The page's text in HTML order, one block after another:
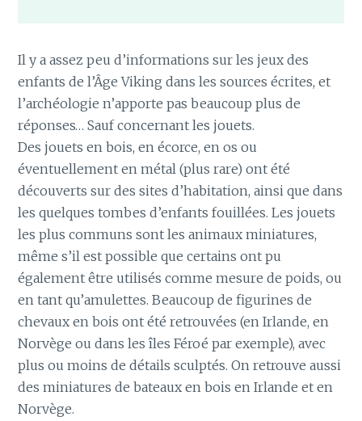
Il y a assez peu d’informations sur les jeux des
enfants de l’Âge Viking dans les sources écrites, et
l’archéologie n’apporte pas beaucoup plus de
réponses… Sauf concernant les jouets.
Des jouets en bois, en écorce, en os ou
éventuellement en métal (plus rare) ont été
découverts sur des sites d’habitation, ainsi que dans
les quelques tombes d’enfants fouillées. Les jouets
les plus communs sont les animaux miniatures,
même s’il est possible que certains ont pu
également être utilisés comme mesure de poids, ou
en tant qu’amulettes. Beaucoup de figurines de
chevaux en bois ont été retrouvées (en Irlande, en
Norvège ou dans les îles Féroé par exemple), avec
plus ou moins de détails sculptés. On retrouve aussi
des miniatures de bateaux en bois en Irlande et en
Norvège.